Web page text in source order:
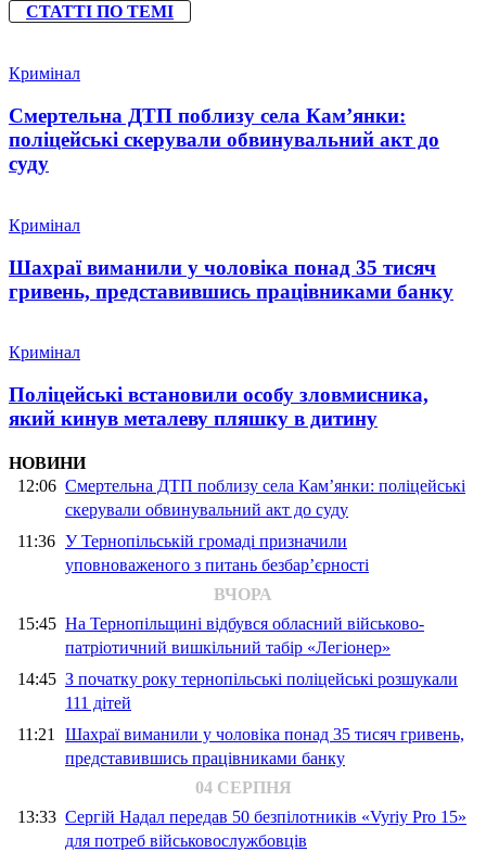
СТАТТІ ПО ТЕМІ
Кримінал
Смертельна ДТП поблизу села Кам’янки:
поліцейські скерували обвинувальний акт до
суду
Кримінал
Шахраї виманили у чоловіка понад 35 тисяч
гривень, представившись працівниками банку
Кримінал
Поліцейські встановили особу зловмисника,
який кинув металеву пляшку в дитину
НОВИНИ
12:06 Смертельна ДТП поблизу села Кам’янки: поліцейські
скерували обвинувальний акт до суду
11:36 У Тернопільській громаді призначили
уповноваженого з питань безбар’єрності
ВЧОРА
15:45 На Тернопільщині відбувся обласний військово-
патріотичний вишкільний табір «Легіонер»
14:45 З початку року тернопільські поліцейські розшукали
111 дітей
11:21 Шахраї виманили у чоловіка понад 35 тисяч гривень,
представившись працівниками банку
04 СЕРПНЯ
13:33 Сергій Надал передав 50 безпілотників «Vyriy Pro 15»
для потреб військовослужбовців